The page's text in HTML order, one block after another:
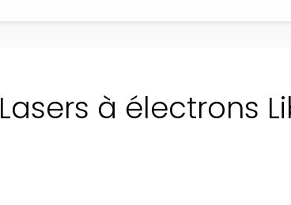
Lasers à électrons